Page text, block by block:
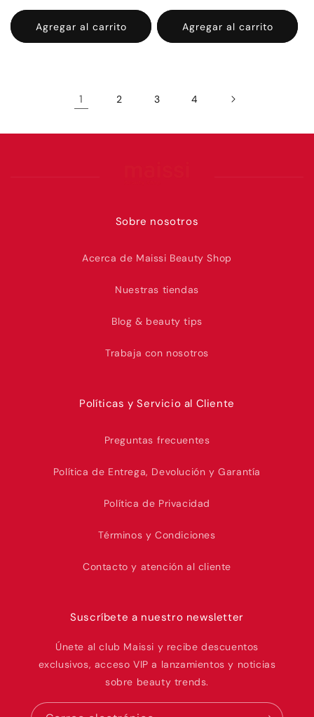
Agregar al carrito
habitual
Agregar al carrito
1 2 3 4
Sobre nosotros
Acerca de Maissi Beauty Shop
Nuestras tiendas
Blog & beauty tips
Trabaja con nosotros
Políticas y Servicio al Cliente
Preguntas frecuentes
Política de Entrega, Devolución y Garantía
Política de Privacidad
Términos y Condiciones
Contacto y atención al cliente
Suscríbete a nuestro newsletter
Únete al club Maissi y recibe descuentos
exclusivos, acceso VIP a lanzamientos y noticias
sobre beauty trends.